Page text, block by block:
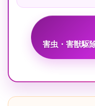
害虫・害獣駆